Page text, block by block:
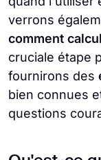
verrons
comment
cruciale étape
fournirons des
bien connues
questions